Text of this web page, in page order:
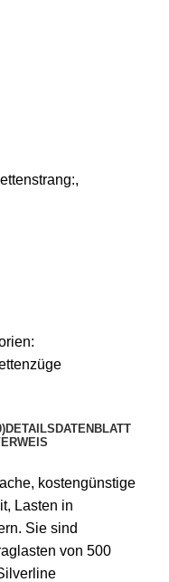
DETAILS DATENBLATT
kostengünstige
Lasten in
Sie sind
von 500